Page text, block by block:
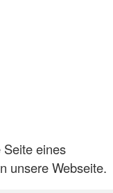
eines
unsere Webseite.